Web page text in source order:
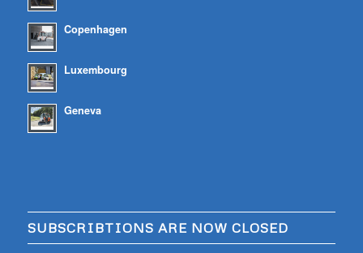
Copenhagen
Luxembourg
Geneva
SUBSCRIBTIONS ARE NOW CLOSED